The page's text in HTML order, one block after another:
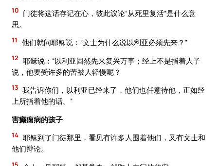
10 门徒将这话存记在心，彼此议论“从死里复活”是什么意
思。
11 他们就问耶稣说：“文士为什么说以利亚必须先来？”
12 耶稣说：“以利亚固然先来复兴万事；经上不是指着人子
说，他要受许多的苦被人轻慢呢？
13 我告诉你们，以利亚已经来了，他们也任意待他，正如经
上所指着他的话。”
害癫痫病的孩子
14 耶稣到了门徒那里，看见有许多人围着他们，又有文士和
他们辩论。